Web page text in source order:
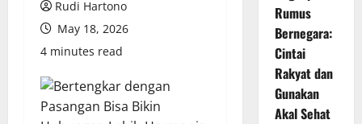
Rudi Hartono
May 18, 2026
4 minutes read
Rumus
Bernegara:
Cintai
Rakyat dan
Gunakan
Akal Sehat